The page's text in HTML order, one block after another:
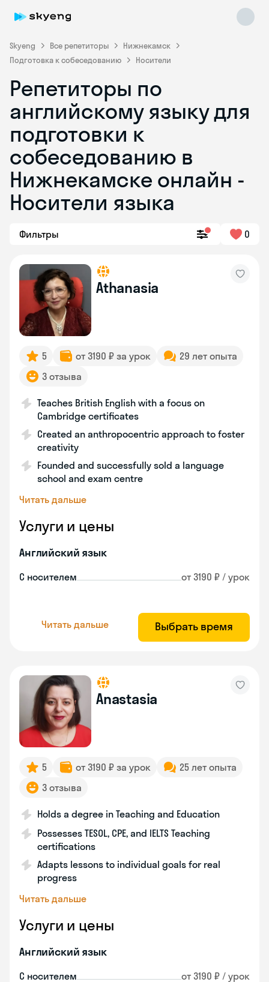
Skyeng Все репетиторы
Нижнекамск
Подготовка к собеседованию
Носители
Репетиторы по
английскому языку для
подготовки к
собеседованию в
Нижнекамске онлайн -
Носители языка
Фильтры 0
Athanasia
5 от 3190 ₽ за урок
29 лет опыта
3 отзыва
Teaches British English with a focus on
Cambridge certificates
Created an anthropocentric approach to foster
creativity
Founded and successfully sold a language
school and exam centre
Читать дальше
Услуги и цены
Английский язык
С носителем от 3190 ₽ / урок
Читать дальше Выбрать время
Anastasia
5 от 3190 ₽ за урок
25 лет опыта
3 отзыва
Holds a degree in Teaching and Education
Possesses TESOL, CPE, and IELTS Teaching
certifications
Adapts lessons to individual goals for real
progress
Читать дальше
Услуги и цены
Английский язык
С носителем от 3190 ₽ / урок
Skyeng Chat